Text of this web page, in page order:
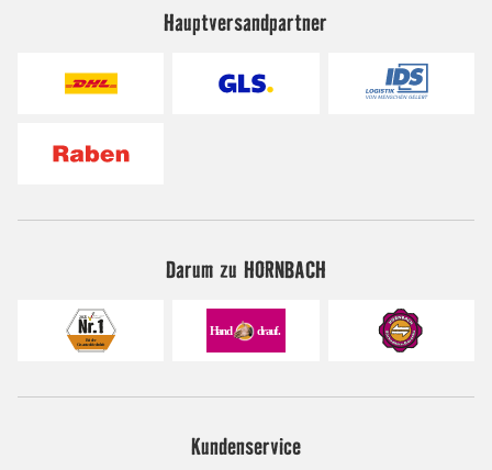
Hauptversandpartner
Darum zu HORNBACH
Kundenservice